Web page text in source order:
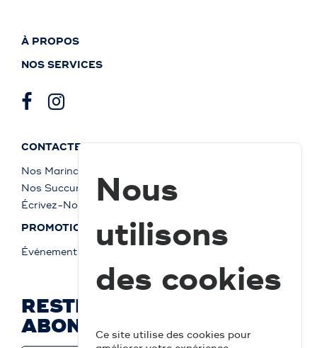
À PROPOS
NOS SERVICES
CONTACTEZ-NOUS
Nos Marinas
Nos Succursales
Écrivez-Nous
PROMOTIONS
Événements
RESTEZ À JOUR ET
ABONNEZ-VOUS
Nous
utilisons
des cookies
Ce site utilise des cookies pour